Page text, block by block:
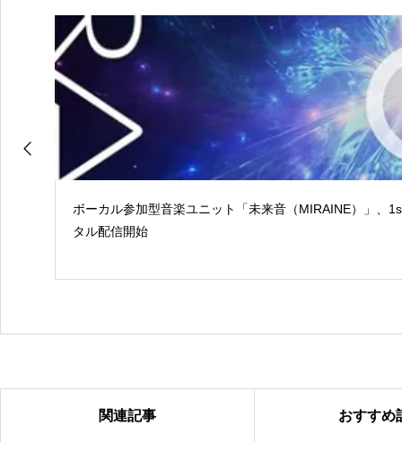
ボーカル参加型音楽ユニット「未来音（MIRAINE）」、
タル配信開始
関連記事 おすすめ